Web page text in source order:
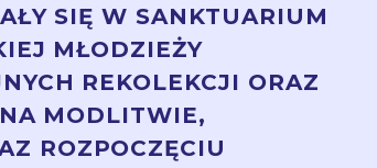
SIĘ W SANKTUARIUM
MŁODZIEŻY
REKOLEKCJI ORAZ
MODLITWIE,
ROZPOCZĘCIU